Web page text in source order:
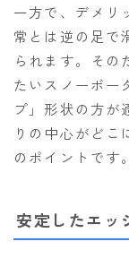
一方で、デメリ
常とは逆の足で
られます。その
たいスノーボー
プ」形状の方が
りの中心がど
のポイントです。
安定したエッ